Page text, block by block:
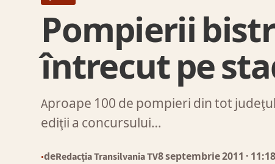
Pompierii
întrecut pe
Aproape 100 de pompieri din tot
ediţii a concursului…
●deRedacția Transilvania TV8 septembrie 2011 · 11:18